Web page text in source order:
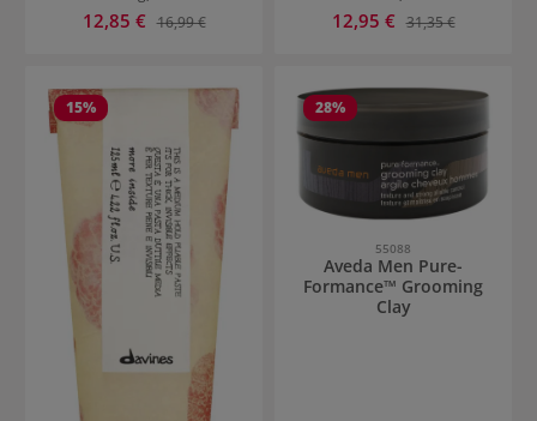
Verkaufspreis:
12,85 € Regulärer Preis:
16,99 €
Verkaufspreis:
12,95 € Regulärer Preis:
31,35 €
15% 28%
55088
Aveda Men Pure-
Formance™ Grooming
Clay